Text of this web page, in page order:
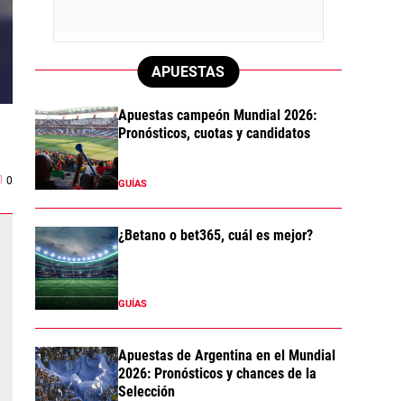
0
APUESTAS
Apuestas campeón Mundial 2026:
Pronósticos, cuotas y candidatos
GUÍAS
¿Betano o bet365, cuál es mejor?
GUÍAS
Apuestas de Argentina en el Mundial
2026: Pronósticos y chances de la
Selección